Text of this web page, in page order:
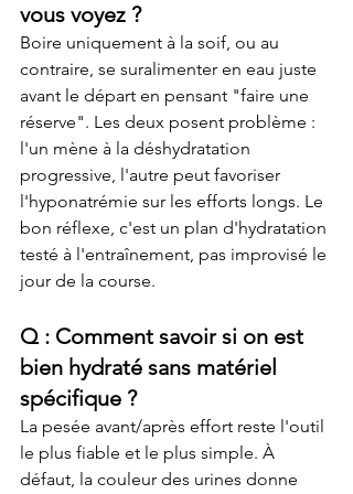
vous voyez ?
Boire uniquement à la soif, ou au
contraire, se suralimenter en eau juste
avant le départ en pensant "faire une
réserve". Les deux posent problème :
l'un mène à la déshydratation
progressive, l'autre peut favoriser
l'hyponatrémie sur les efforts longs. Le
bon réflexe, c'est un plan d'hydratation
testé à l'entraînement, pas improvisé le
jour de la course.
Q : Comment savoir si on est
bien hydraté sans matériel
spécifique ?
La pesée avant/après effort reste l'outil
le plus fiable et le plus simple. À
défaut, la couleur des urines donne